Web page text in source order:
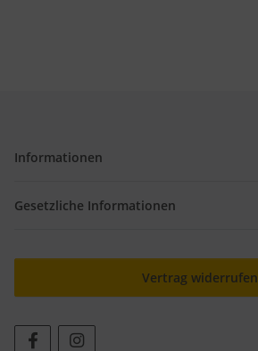
Informationen
Gesetzliche Informationen
Vertrag widerrufen